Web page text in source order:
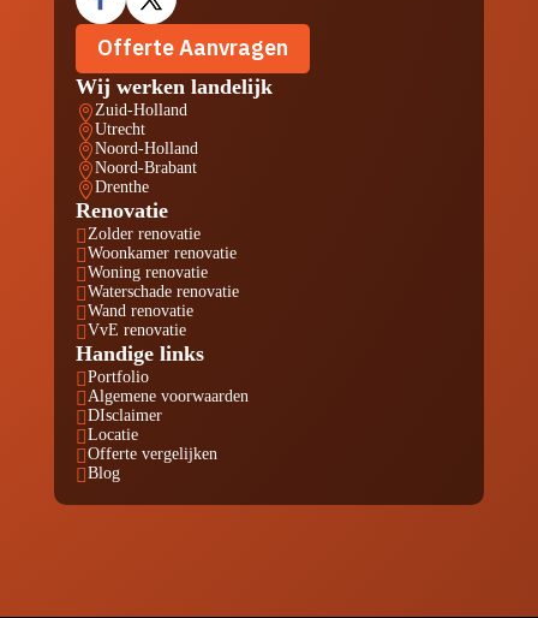
Offerte Aanvragen
Wij werken landelijk
 Zuid-Holland
Utrecht
Noord-Holland
Noord-Brabant
Drenthe
Renovatie
 Zolder renovatie
 Woonkamer renovatie
 Woning renovatie
 Waterschade renovatie
 Wand renovatie
 VvE renovatie
Handige links
 Portfolio
 Algemene voorwaarden
 DIsclaimer
 Locatie
 Offerte vergelijken
 Blog